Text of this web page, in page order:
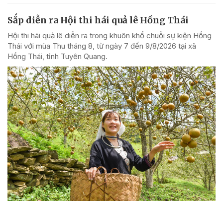
Sắp diễn ra Hội thi hái quả lê Hồng Thái
Hội thi hái quả lê diễn ra trong khuôn khổ chuỗi sự kiện Hồng
Thái với mùa Thu tháng 8, từ ngày 7 đến 9/8/2026 tại xã
Hồng Thái, tỉnh Tuyên Quang.